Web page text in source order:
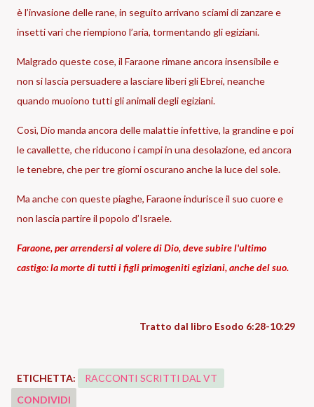
è l’invasione delle rane, in seguito arrivano sciami di zanzare e
insetti vari che riempiono l’aria, tormentando gli egiziani.
Malgrado queste cose, il Faraone rimane ancora insensibile e
non si lascia persuadere a lasciare liberi gli Ebrei, neanche
quando muoiono tutti gli animali degli egiziani.
Così, Dio manda ancora delle malattie infettive, la grandine e poi
le cavallette, che riducono i campi in una desolazione, ed ancora
le tenebre, che per tre giorni oscurano anche la luce del sole.
Ma anche con queste piaghe, Faraone indurisce il suo cuore e
non lascia partire il popolo d’Israele.
Faraone, per arrendersi al volere di Dio, deve subire l'ultimo
castigo: la morte di tutti i figli primogeniti egiziani, anche del suo.
Tratto dal libro Esodo 6:28-10:29
ETICHETTA:
RACCONTI SCRITTI DAL VT
CONDIVIDI